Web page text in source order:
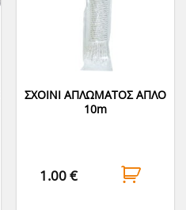
ΣΧΟΙΝΙ ΑΠΛΩΜΑΤΟΣ ΑΠΛΟ
10m
1.00€